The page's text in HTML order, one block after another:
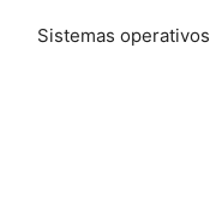
Sistemas operativos